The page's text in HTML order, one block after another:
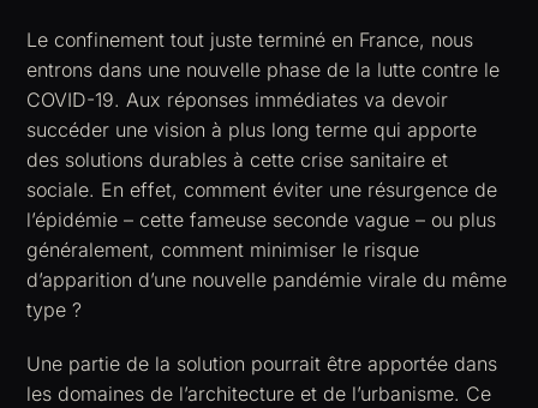
Le confinement tout juste terminé en France, nous
entrons dans une nouvelle phase de la lutte contre le
COVID-19. Aux réponses immédiates va devoir
succéder une vision à plus long terme qui apporte
des solutions durables à cette crise sanitaire et
sociale. En effet, comment éviter une résurgence de
l’épidémie – cette fameuse seconde vague – ou plus
généralement, comment minimiser le risque
d’apparition d’une nouvelle pandémie virale du même
type ?
Une partie de la solution pourrait être apportée dans
les domaines de l’architecture et de l’urbanisme. Ce